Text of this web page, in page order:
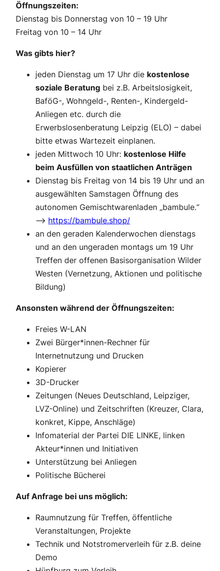
Öffnungszeiten:
Dienstag bis Donnerstag von 10 – 19 Uhr
Freitag von 10 – 14 Uhr
Was gibts hier?
jeden Dienstag um 17 Uhr die kostenlose
soziale Beratung bei z.B. Arbeitslosigkeit,
BaföG-, Wohngeld-, Renten-, Kindergeld-
Anliegen etc. durch die
Erwerbslosenberatung Leipzig (ELO) – dabei
bitte etwas Wartezeit einplanen.
jeden Mittwoch 10 Uhr: kostenlose Hilfe
beim Ausfüllen von staatlichen Anträgen
Dienstag bis Freitag von 14 bis 19 Uhr und an
ausgewählten Samstagen Öffnung des
autonomen Gemischtwarenladen „bambule.“
–> https://bambule.shop/
an den geraden Kalenderwochen dienstags
und an den ungeraden montags um 19 Uhr
Treffen der offenen Basisorganisation Wilder
Westen (Vernetzung, Aktionen und politische
Bildung)
Ansonsten während der Öffnungszeiten:
Freies W-LAN
Zwei Bürger*innen-Rechner für
Internetnutzung und Drucken
Kopierer
3D-Drucker
Zeitungen (Neues Deutschland, Leipziger,
LVZ-Online) und Zeitschriften (Kreuzer, Clara,
konkret, Kippe, Anschläge)
Infomaterial der Partei DIE LINKE, linken
Akteur*innen und Initiativen
Unterstützung bei Anliegen
Politische Bücherei
Auf Anfrage bei uns möglich:
Raumnutzung für Treffen, öffentliche
Veranstaltungen, Projekte
Technik und Notstromerverleih für z.B. deine
Demo